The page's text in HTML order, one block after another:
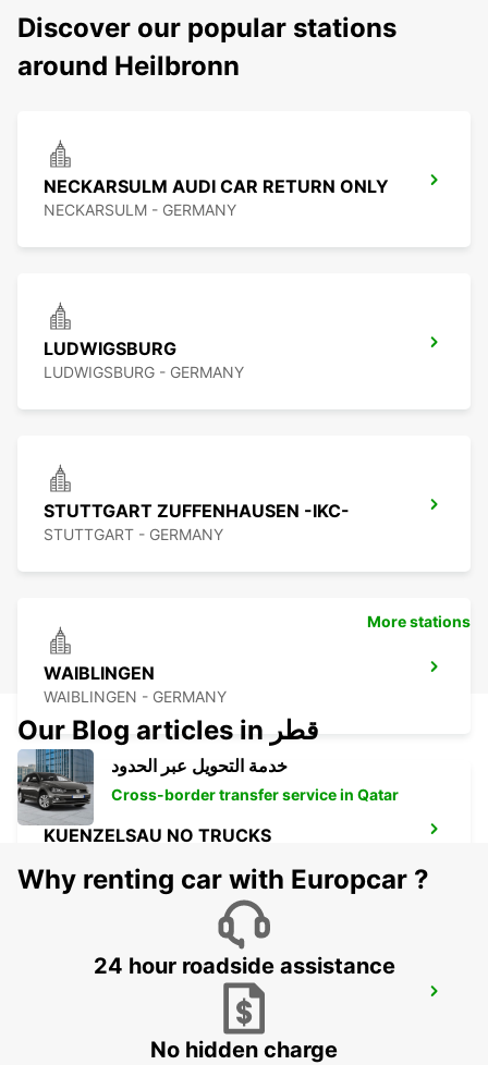
Discover our popular stations
around Heilbronn
NECKARSULM AUDI CAR RETURN ONLY
NECKARSULM - GERMANY
LUDWIGSBURG
LUDWIGSBURG - GERMANY
STUTTGART ZUFFENHAUSEN -IKC-
STUTTGART - GERMANY
WAIBLINGEN
WAIBLINGEN - GERMANY
KUENZELSAU NO TRUCKS
SCHWAEBISCH HALL NO TRUCKS
SCHWAEBISCH HALL - GERMANY
More stations
Our Blog articles in قطر
خدمة التحويل عبر الحدود
Cross-border transfer service in Qatar
Why renting car with Europcar ?
24 hour roadside assistance
No hidden charge